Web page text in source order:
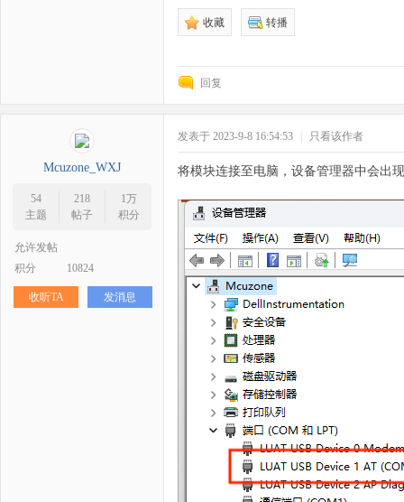
收藏 转播
回复
Mcuzone_WXJ
54
主题
218
帖子
1万
积分
允许发帖
积分
10824
收听TA 发消息
发表于 2023-9-8 16:54:53 只看该作者
将模块连接至电脑，设备管理器中会出